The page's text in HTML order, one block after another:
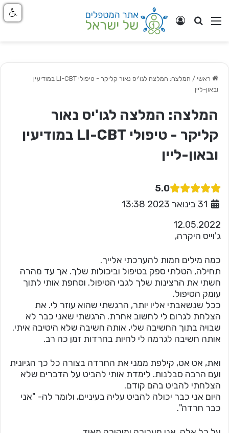
ניווט באתר
חפש התחבר
ראשי /
המלצה: המלצה לגו'יס נאור קליקר - טיפולי LI-CBT במודיעין
ובאון-ליין
המלצה: המלצה לגו'יס נאור
קליקר - טיפולי LI-CBT במודיעין
ובאון-ליין
5.0
31 בינואר 2023 13:38
12.05.2022
ג'וייס היקרה,
כמה מילים חמות להערכתי אלייך.
תחילה, הטלתי ספק בטיפול וביכולות שלך. אך עד מהרה
חשתי את הרצינות שלך לגבי הטיפול. וסחפת אותי לתוך
עומק הטיפול.
ככל שנשאבתי אליו יותר, הרגשתי שהוא עוזר לי. את
הצלחת לגרום לי לחשוב אחרת. הרגשתי שאני כבר לא
שבויה בתוך החשיבה שלי, אותה חשיבה שלא היטיבה איתי.
אותה חשיבה לגרמה לי לחיות בחרדות זמן כה רב.
ואת, אט אט, קילפת ממני את החרדה בצורה כל כך הגיונית
ועם הרבה סבלנות. לימדת אותי להביט על הדברים שלא
הצלחתי להביט בהם קודם.
היום אני כבר יכולה להביט עליה בעיניים, ולומר לה- "אני
כבר חרדה".